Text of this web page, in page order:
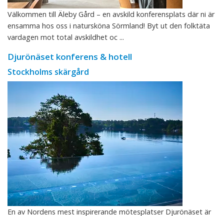
Välkommen till Äleby Gård – en avskild konferensplats där ni är
ensamma hos oss i natursköna Sörmland! Byt ut den folktäta
vardagen mot total avskildhet oc ...
Djurönäset konferens & hotell
Stockholms skärgård
En av Nordens mest inspirerande mötesplatser Djurönäset är